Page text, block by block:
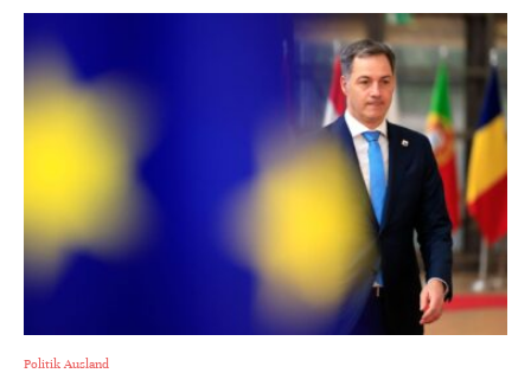
Politik Ausland